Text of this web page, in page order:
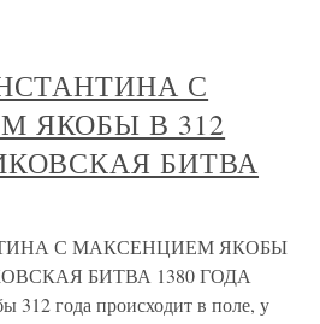
С
ЯКОБЫ В 312
БИТВА
С МАКСЕНЦИЕМ ЯКОБЫ
БИТВА 1380 ГОДА
312 года происходит в поле, у